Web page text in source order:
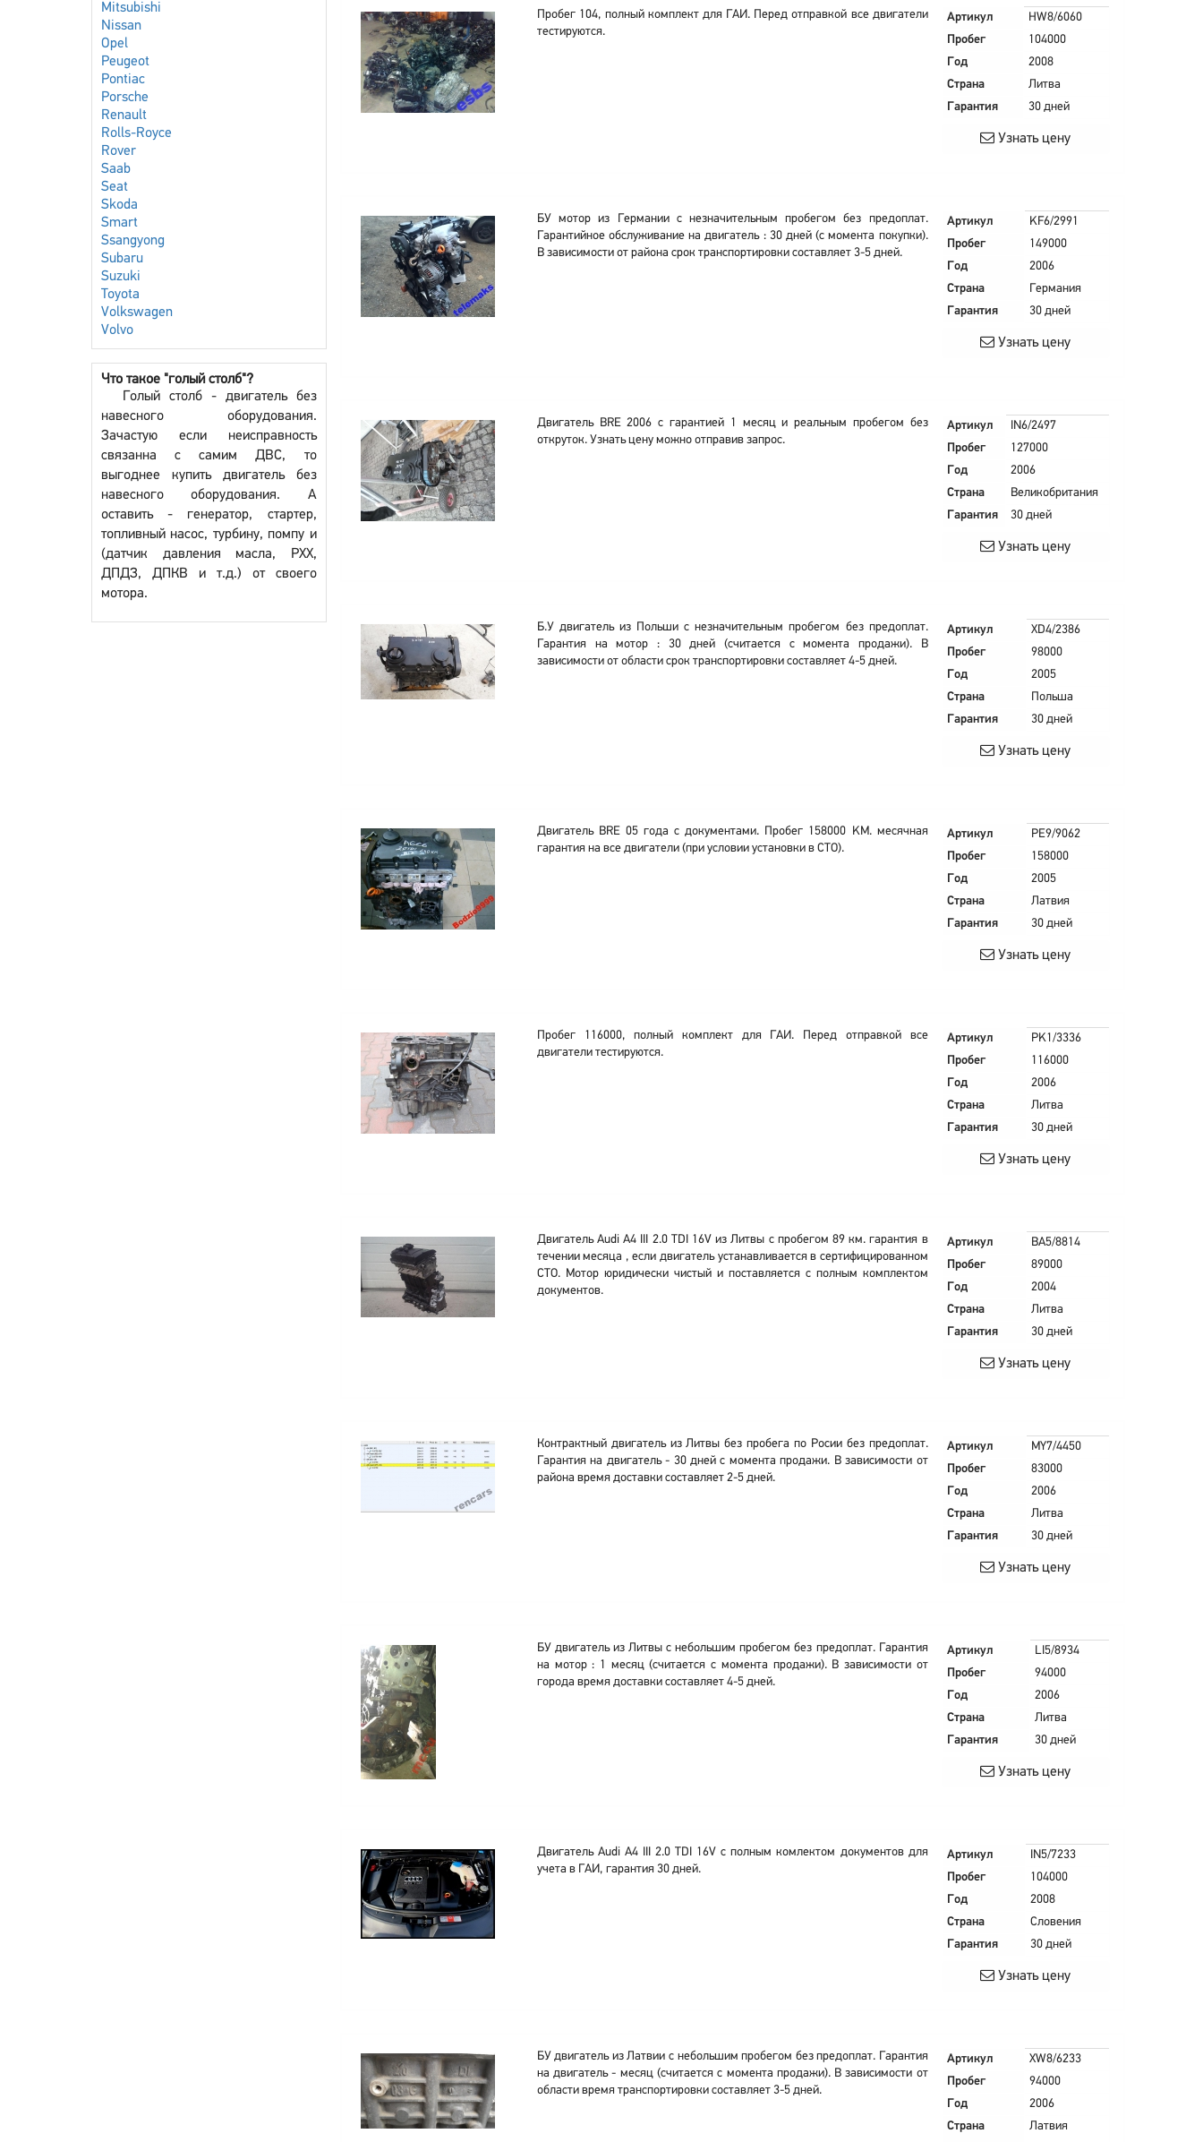
Mitsubishi
Nissan
Opel
Peugeot
Pontiac
Porsche
Renault
Rolls-Royce
Rover
Saab
Seat
Skoda
Smart
Ssangyong
Subaru
Suzuki
Toyota
Volkswagen
Volvo
Что такое "голый столб"?
Голый столб - двигатель без
навесного оборудования.
Зачастую если неисправность
связанна с самим ДВС, то
выгоднее купить двигатель без
навесного оборудования. А
оставить - генератор, стартер,
топливный насос, турбину, помпу и
(датчик давления масла, РХХ,
ДПДЗ, ДПКВ и т.д.) от своего
мотора.
Пробег 104, полный комплект для ГАИ. Перед отправкой все двигатели
тестируются.
Артикул
HW8/6060
Пробег
104000
Год
2008
Страна
Литва
Гарантия
30 дней
Узнать цену
БУ мотор из Германии с незначительным пробегом без предоплат.
Гарантийное обслуживание на двигатель : 30 дней (с момента покупки).
В зависимости от района срок транспортировки составляет 3-5 дней.
Артикул
KF6/2991
Пробег
149000
Год
2006
Страна
Германия
Гарантия
30 дней
Узнать цену
Двигатель BRE 2006 с гарантией 1 месяц и реальным пробегом без
откруток. Узнать цену можно отправив запрос.
Артикул
IN6/2497
Пробег
127000
Год
2006
Страна
Великобритания
Гарантия
30 дней
Узнать цену
Б.У двигатель из Польши с незначительным пробегом без предоплат.
Гарантия на мотор : 30 дней (считается с момента продажи). В
зависимости от области срок транспортировки составляет 4-5 дней.
Артикул
XD4/2386
Пробег
98000
Год
2005
Страна
Польша
Гарантия
30 дней
Узнать цену
Двигатель BRE 05 года с документами. Пробег 158000 KM. месячная
гарантия на все двигатели (при условии установки в СТО).
Артикул
PE9/9062
Пробег
158000
Год
2005
Страна
Латвия
Гарантия
30 дней
Узнать цену
Пробег 116000, полный комплект для ГАИ. Перед отправкой все
двигатели тестируются.
Артикул
PK1/3336
Пробег
116000
Год
2006
Страна
Литва
Гарантия
30 дней
Узнать цену
Двигатель Audi A4 III 2.0 TDI 16V из Литвы с пробегом 89 км. гарантия в
течении месяца , если двигатель устанавливается в сертифицированном
СТО. Мотор юридически чистый и поставляется с полным комплектом
документов.
Артикул
BA5/8814
Пробег
89000
Год
2004
Страна
Литва
Гарантия
30 дней
Узнать цену
Контрактный двигатель из Литвы без пробега по Росии без предоплат.
Гарантия на двигатель - 30 дней с момента продажи. В зависимости от
района время доставки составляет 2-5 дней.
Артикул
MY7/4450
Пробег
83000
Год
2006
Страна
Литва
Гарантия
30 дней
Узнать цену
БУ двигатель из Литвы с небольшим пробегом без предоплат. Гарантия
на мотор : 1 месяц (считается с момента продажи). В зависимости от
города время доставки составляет 4-5 дней.
Артикул
LI5/8934
Пробег
94000
Год
2006
Страна
Литва
Гарантия
30 дней
Узнать цену
Двигатель Audi A4 III 2.0 TDI 16V с полным комлектом документов для
учета в ГАИ, гарантия 30 дней.
Артикул
IN5/7233
Пробег
104000
Год
2008
Страна
Словения
Гарантия
30 дней
Узнать цену
БУ двигатель из Латвии с небольшим пробегом без предоплат. Гарантия
на двигатель - месяц (считается с момента продажи). В зависимости от
области время транспортировки составляет 3-5 дней.
Артикул
XW8/6233
Пробег
94000
Год
2006
Страна
Латвия